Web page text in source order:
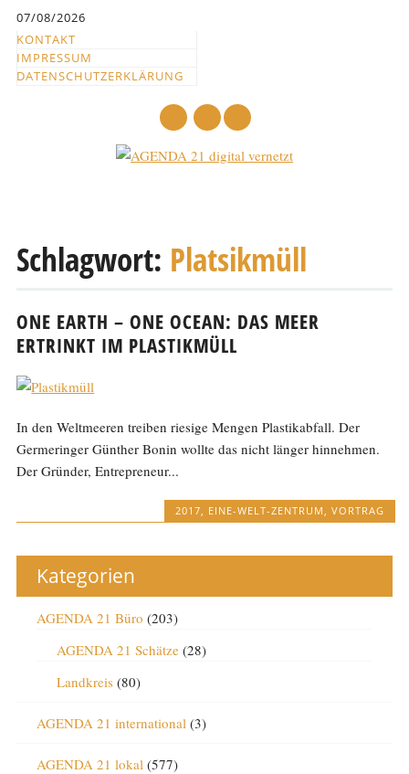
springen
07/08/2026
KONTAKT
IMPRESSUM
DATENSCHUTZERKLÄRUNG
zum
Schlagwort: Platsikmüll
ONE EARTH – ONE OCEAN: DAS MEER
ERTRINKT IM PLASTIKMÜLL
In den Weltmeeren treiben riesige Mengen Plastikabfall. Der
Germeringer Günther Bonin wollte das nicht länger hinnehmen.
Der Gründer, Entrepreneur...
2017, EINE-WELT-ZENTRUM, VORTRAG
Kategorien
AGENDA 21 Büro (203)
AGENDA 21 Schätze(28)
Landkreis(80)
AGENDA 21 international (3)
AGENDA 21 lokal (577)